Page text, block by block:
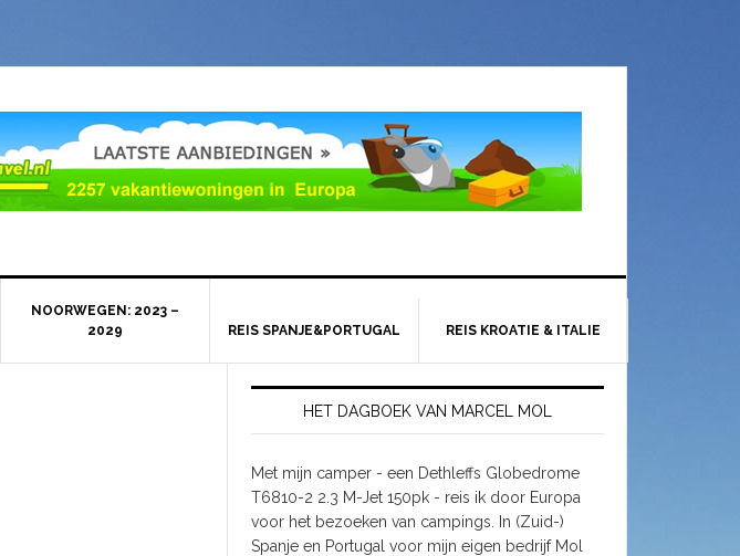
NOORWEGEN: 2023 –
2029
REIS SPANJE&PORTUGAL REIS KROATIE & ITALIE
HET DAGBOEK VAN MARCEL MOL
Met mijn camper - een Dethleffs Globedrome
T6810-2 2.3 M-Jet 150pk - reis ik door Europa
voor het bezoeken van campings. In (Zuid-)
Spanje en Portugal voor mijn eigen bedrijf Mol